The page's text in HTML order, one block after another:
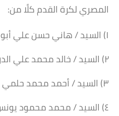
المصري لكرة القدم كلًا من:
١) السيد / هاني حسن علي أبو ريدة
٢) السيد / خالد محمد علي الدرندلي
٣) السيد / أحمد محمد حلمي أحمد الشريف
٤) السيد / محمد محمود يونس الشربيني